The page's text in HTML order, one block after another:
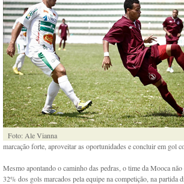
Foto: Ale Vianna
marcação forte, aproveitar as oportunidades e concluir em gol
Mesmo apontando o caminho das pedras, o time da Mooca
32% dos gols marcados pela equipe na competição, na partida